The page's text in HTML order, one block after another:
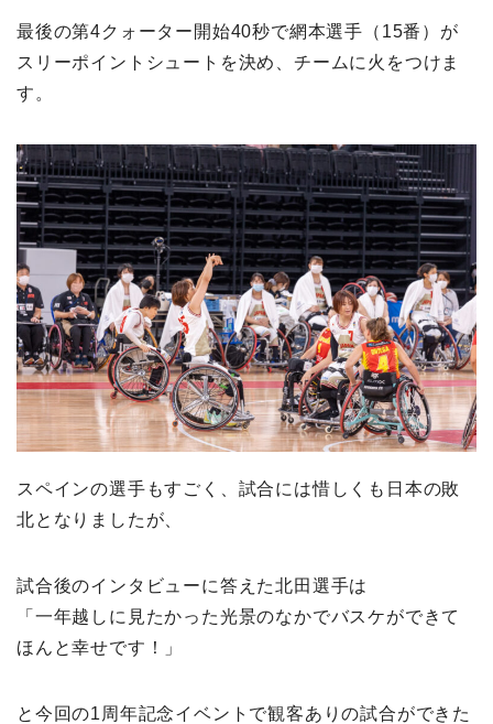
最後の第4クォーター開始40秒で網本選手（15番）が
スリーポイントシュートを決め、チームに火をつけま
す。
スペインの選手もすごく、試合には惜しくも日本の敗
北となりましたが、
試合後のインタビューに答えた北田選手は
「一年越しに見たかった光景のなかでバスケができて
ほんと幸せです！」
と今回の1周年記念イベントで観客ありの試合ができた